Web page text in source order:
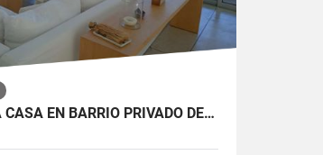
MUY BUENA CASA EN BARRIO PRIVADO DE MANANTIALES